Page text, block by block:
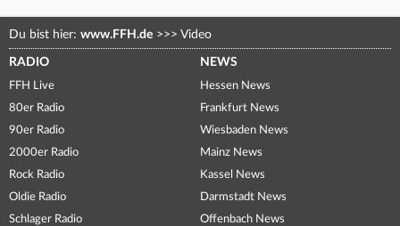
Du bist hier: www.FFH.de >>> Video
RADIO
FFH Live
80er Radio
90er Radio
2000er Radio
Rock Radio
Oldie Radio
Schlager Radio
NEWS
Hessen News
Frankfurt News
Wiesbaden News
Mainz News
Kassel News
Darmstadt News
Offenbach News